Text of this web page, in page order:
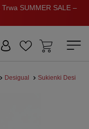
Trwa SUMMER SALE –
Desigual Sukienki Desigual